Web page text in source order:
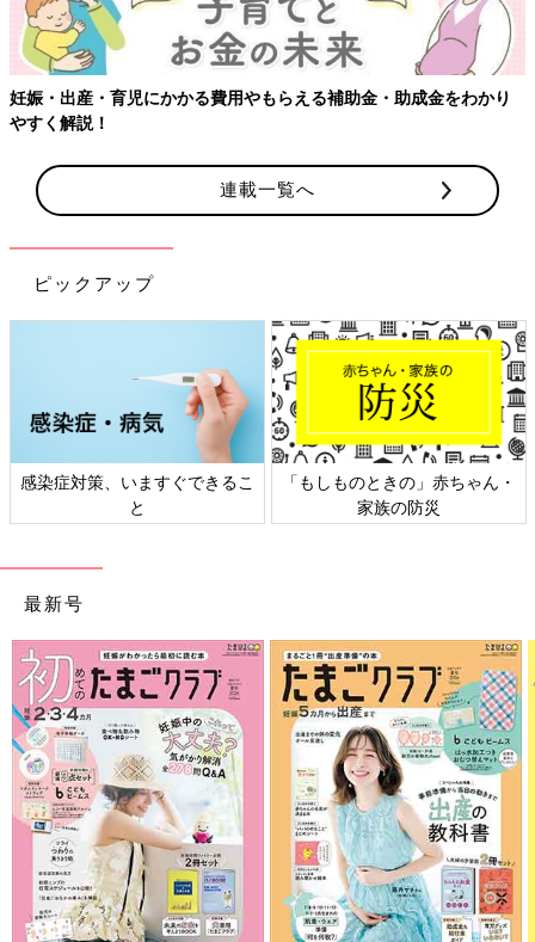
もらえる補助金・助成金をわかり 【ワクチン接種できるものも
連載一覧へ
ピックアップ
きるこ
「もしものときの」赤ちゃん・
日本外来小児科学会リ
ト検討会
最新号